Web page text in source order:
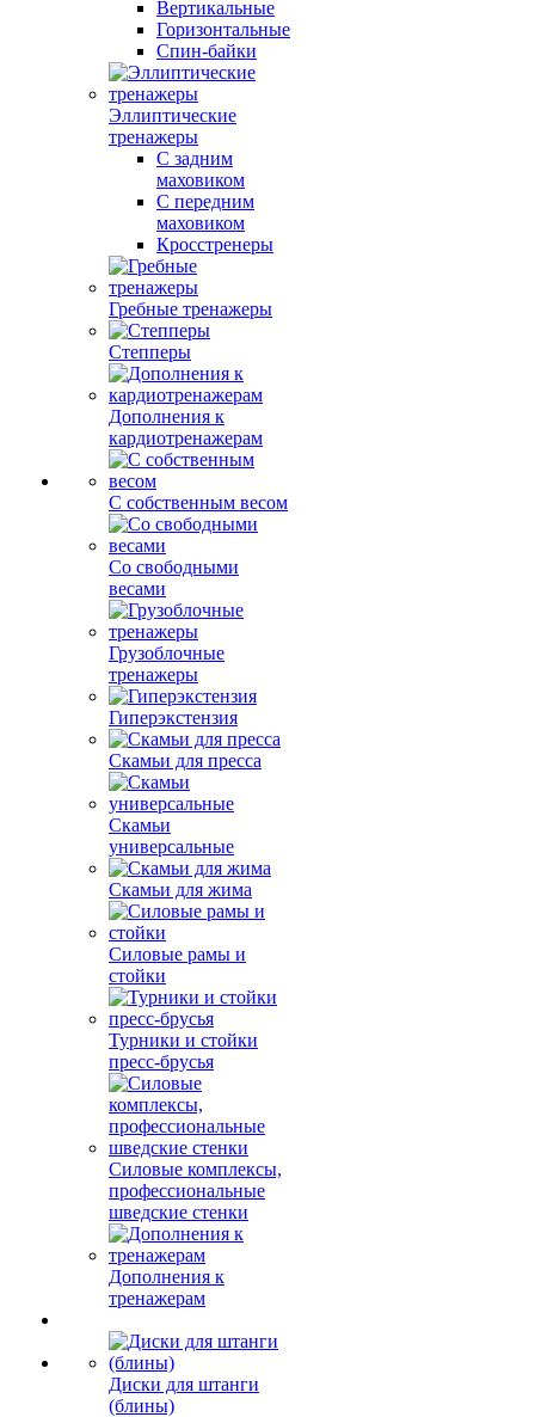
Вертикальные
Горизонтальные
Спин-байки
Эллиптические
тренажеры
С задним
маховиком
С передним
маховиком
Кросстренеры
Гребные тренажеры
Степперы
Дополнения к
кардиотренажерам
С собственным весом
Со свободными
весами
Грузоблочные
тренажеры
Гиперэкстензия
Скамьи для пресса
Скамьи
универсальные
Скамьи для жима
Силовые рамы и
стойки
Турники и стойки
пресс-брусья
Силовые комплексы,
профессиональные
шведские стенки
Дополнения к
тренажерам
Диски для штанги
(блины)